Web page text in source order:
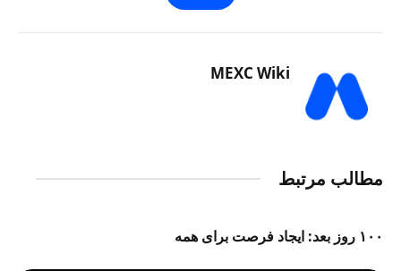
MEXC Wiki
مطالب مرتبط
۱۰۰ روز بعد: ایجاد فرصت برای همه